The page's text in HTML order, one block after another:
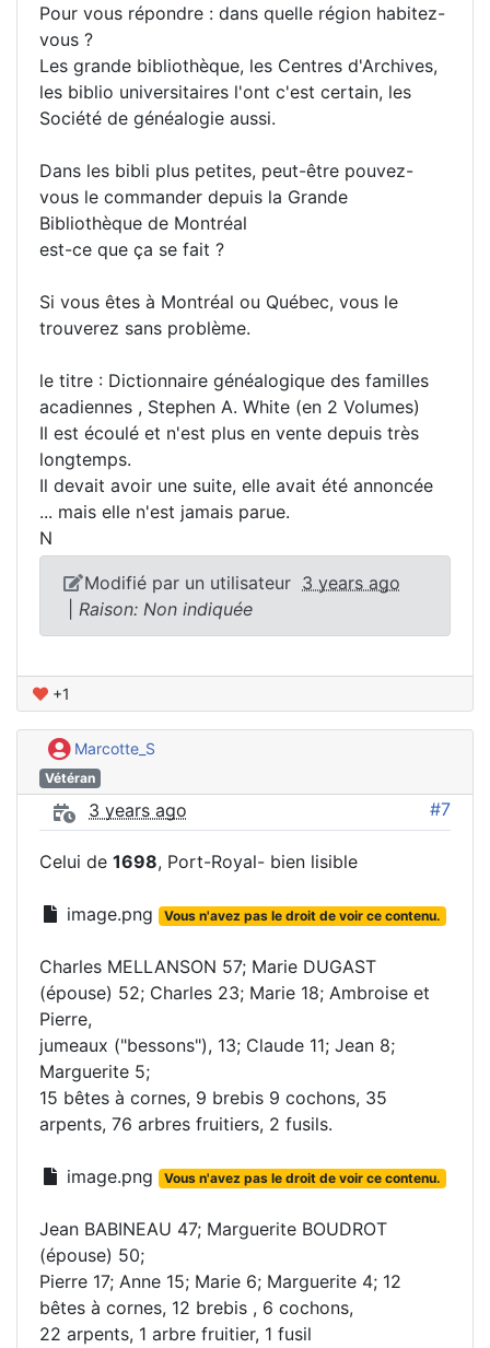
Pour vous répondre : dans quelle région habitez-
vous ?
Les grande bibliothèque, les Centres d'Archives,
les biblio universitaires l'ont c'est certain, les
Société de généalogie aussi.
Dans les bibli plus petites, peut-être pouvez-
vous le commander depuis la Grande
Bibliothèque de Montréal
est-ce que ça se fait ?
Si vous êtes à Montréal ou Québec, vous le
trouverez sans problème.
le titre : Dictionnaire généalogique des familles
acadiennes , Stephen A. White (en 2 Volumes)
Il est écoulé et n'est plus en vente depuis très
longtemps.
Il devait avoir une suite, elle avait été annoncée
... mais elle n'est jamais parue.
N
Modifié par un utilisateur 3 years ago
Raison: Non indiquée
+1
Marcotte_S
Vétéran
3 years ago #7
Celui de 1698, Port-Royal- bien lisible
image.png Vous n'avez pas le droit de voir ce contenu.
Charles MELLANSON 57; Marie DUGAST
(épouse) 52; Charles 23; Marie 18; Ambroise et
Pierre,
jumeaux ("bessons"), 13; Claude 11; Jean 8;
Marguerite 5;
15 bêtes à cornes, 9 brebis 9 cochons, 35
arpents, 76 arbres fruitiers, 2 fusils.
image.png Vous n'avez pas le droit de voir ce contenu.
Jean BABINEAU 47; Marguerite BOUDROT
(épouse) 50;
Pierre 17; Anne 15; Marie 6; Marguerite 4; 12
bêtes à cornes, 12 brebis , 6 cochons,
22 arpents, 1 arbre fruitier, 1 fusil